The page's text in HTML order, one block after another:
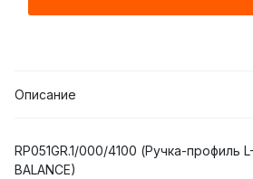
Описание
RP051GR.1/000/4100 (Ручка-профиль
BALANCE)